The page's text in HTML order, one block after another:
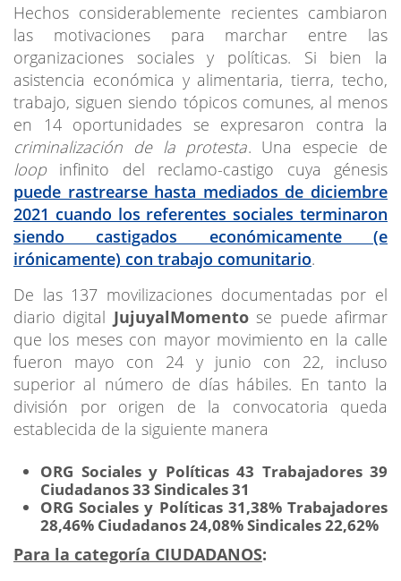
Hechos considerablemente recientes cambiaron
las motivaciones para marchar entre las
organizaciones sociales y políticas. Si bien la
asistencia económica y alimentaria, tierra, techo,
trabajo, siguen siendo tópicos comunes, al menos
en 14 oportunidades se expresaron contra la
criminalización de la protesta. Una especie de
loop infinito del reclamo-castigo cuya génesis
puede rastrearse hasta mediados de diciembre
2021 cuando los referentes sociales terminaron
siendo castigados económicamente (e
irónicamente) con trabajo comunitario.
De las 137 movilizaciones documentadas por el
diario digital JujuyalMomento se puede afirmar
que los meses con mayor movimiento en la calle
fueron mayo con 24 y junio con 22, incluso
superior al número de días hábiles. En tanto la
división por origen de la convocatoria queda
establecida de la siguiente manera
ORG Sociales y Políticas 43 Trabajadores 39
Ciudadanos 33 Sindicales 31
ORG Sociales y Políticas 31,38% Trabajadores
28,46% Ciudadanos 24,08%Sindicales 22,62%
Para la categoría CIUDADANOS: